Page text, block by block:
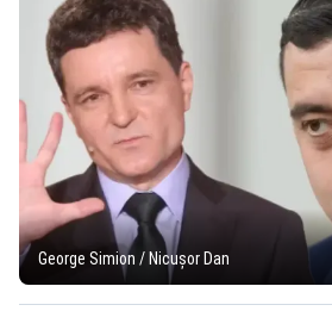
George Simion / Nicușor Dan